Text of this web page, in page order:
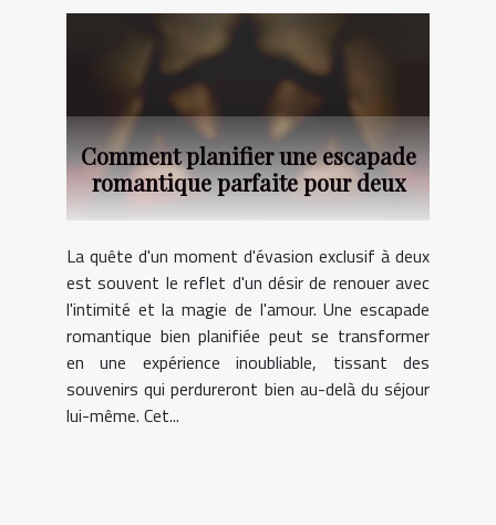
Comment planifier une escapade
romantique parfaite pour deux
La quête d'un moment d'évasion exclusif à deux
est souvent le reflet d'un désir de renouer avec
l'intimité et la magie de l'amour. Une escapade
romantique bien planifiée peut se transformer
en une expérience inoubliable, tissant des
souvenirs qui perdureront bien au-delà du séjour
lui-même. Cet...